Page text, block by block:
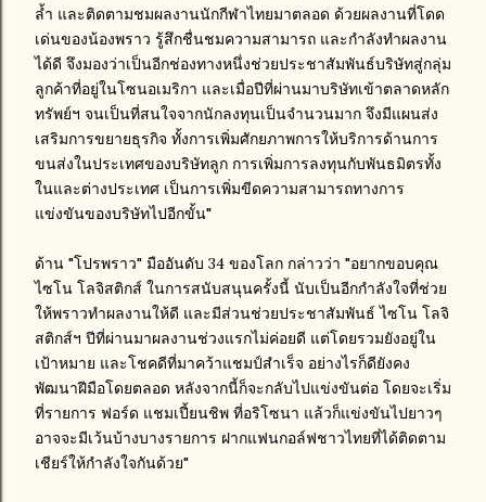
ล้ำ และติดตามชมผลงานนักกีฬาไทยมาตลอด ด้วยผลงานที่โดด
เด่นของน้องพราว รู้สึกชื่นชมความสามารถ และกำลังทำผลงาน
ได้ดี จึงมองว่าเป็นอีกช่องทางหนึ่งช่วยประชาสัมพันธ์บริษัทสู่กลุ่ม
ลูกค้าที่อยู่ในโซนอเมริกา และเมื่อปีที่ผ่านมาบริษัทเข้าตลาดหลัก
ทรัพย์ฯ จนเป็นที่สนใจจากนักลงทุนเป็นจำนวนมาก จึงมีแผนส่ง
เสริมการขยายธุรกิจ ทั้งการเพิ่มศักยภาพการให้บริการด้านการ
ขนส่งในประเทศของบริษัทลูก การเพิ่มการลงทุนกับพันธมิตรทั้ง
ในและต่างประเทศ เป็นการเพิ่มขีดความสามารถทางการ
แข่งขันของบริษัทไปอีกขั้น"
ด้าน "โปรพราว" มืออันดับ 34 ของโลก กล่าวว่า "อยากขอบคุณ
ไซโน โลจิสติกส์ ในการสนับสนุนครั้งนี้ นับเป็นอีกกำลังใจที่ช่วย
ให้พราวทำผลงานให้ดี และมีส่วนช่วยประชาสัมพันธ์ ไซโน โลจิ
สติกส์ฯ ปีที่ผ่านมาผลงานช่วงแรกไม่ค่อยดี แต่โดยรวมยังอยู่ใน
เป้าหมาย และโชคดีที่มาคว้าแชมป์สำเร็จ อย่างไรก็ดียังคง
พัฒนาฝีมือโดยตลอด หลังจากนี้ก็จะกลับไปแข่งขันต่อ โดยจะเริ่ม
ที่รายการ ฟอร์ด แชมเปี้ยนชิพ ที่อริโซนา แล้วก็แข่งขันไปยาวๆ
อาจจะมีเว้นบ้างบางรายการ ฝากแฟนกอล์ฟชาวไทยที่ได้ติดตาม
เชียร์ให้กำลังใจกันด้วย"